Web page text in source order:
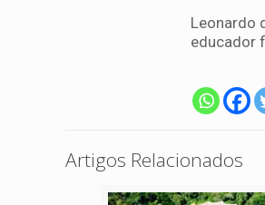
Leonardo
educador
Artigos Relacionados